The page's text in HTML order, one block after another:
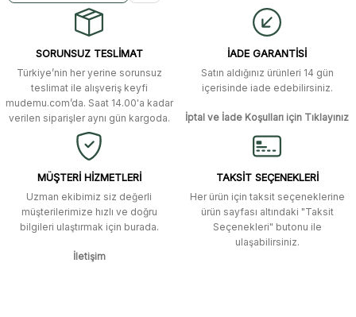
SORUNSUZ TESLİMAT
Türkiye’nin her yerine sorunsuz
teslimat ile alışveriş keyfi
mudemu.com’da. Saat 14.00'a kadar
verilen siparişler aynı gün kargoda.
İADE GARANTİSİ
Satın aldığınız ürünleri 14 gün
içerisinde iade edebilirsiniz.
İptal ve İade Koşulları için Tıklayınız
MÜŞTERİ HİZMETLERİ
Uzman ekibimiz siz değerli
müşterilerimize hızlı ve doğru
bilgileri ulaştırmak için burada.
İletişim
TAKSİT SEÇENEKLERİ
Her ürün için taksit seçeneklerine
ürün sayfası altındaki "Taksit
Seçenekleri" butonu ile
ulaşabilirsiniz.